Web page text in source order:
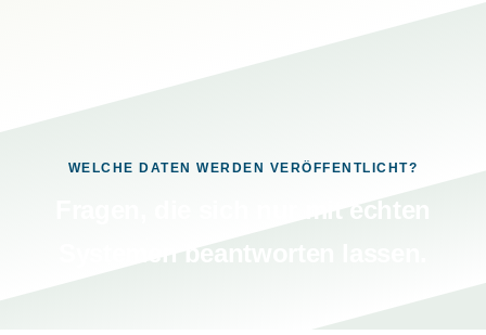
WELCHE DATEN WERDEN VERÖFFENTLICHT?